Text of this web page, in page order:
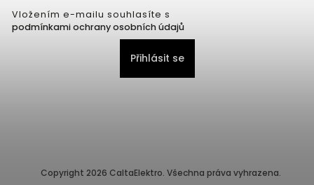
Vložením e-mailu souhlasíte s
podmínkami ochrany osobních údajů
Přihlásit se
Copyright 2026 CaltaElektro. Všechna práva vyhrazena.